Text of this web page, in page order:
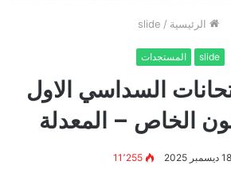
الرئيسية /
slide
slide المستجدات
السداسي الاول
الخاص – المعدلة
18 ديسمبر 2025 11٬255